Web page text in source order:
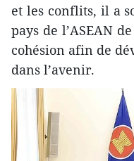
et les conflits, il a
pays de l’ASEAN
cohésion afin de
dans l’avenir.